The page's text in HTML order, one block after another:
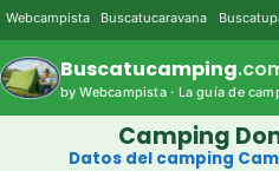
Webcampista Buscatucaravana
Buscatucamping
by Webcampista · La guía de
Camping
Datos del camping